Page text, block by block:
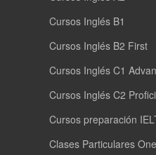
Cursos Inglés B1
Cursos Inglés B2 First
Cursos Inglés C1
Cursos Inglés C2
Cursos preparación
Clases Particulares